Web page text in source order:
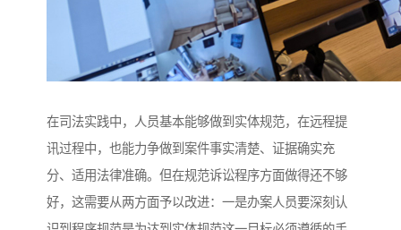
在司法实践中，人员基本能够做到实体规范，在远程提
讯过程中，也能力争做到案件事实清楚、证据确实充
分、适用法律准确。但在规范诉讼程序方面做得还不够
好，这需要从两方面予以改进：一是办案人员要深刻认